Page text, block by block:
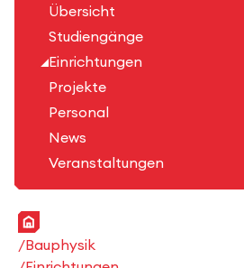
Übersicht
Studiengänge
Einrichtungen
Projekte
Personal
News
Veranstaltungen
Startseite
Bauphysik